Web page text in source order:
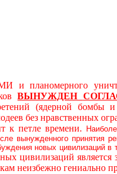
ВЫНУЖДЕН
(ядерной
без нравственных
к петле времени.
вынужденного
новых цивилизаций
цивилизаций
неизбежно гениально